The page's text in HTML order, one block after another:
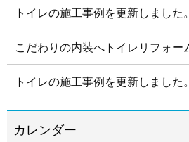
トイレの施工事例を更新しました。
こだわりの内装へトイレリフォ
トイレの施工事例を更新しました。